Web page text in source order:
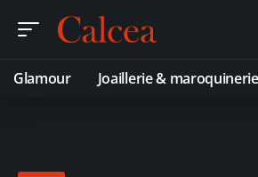
Glamour Joaillerie & maroquinerie